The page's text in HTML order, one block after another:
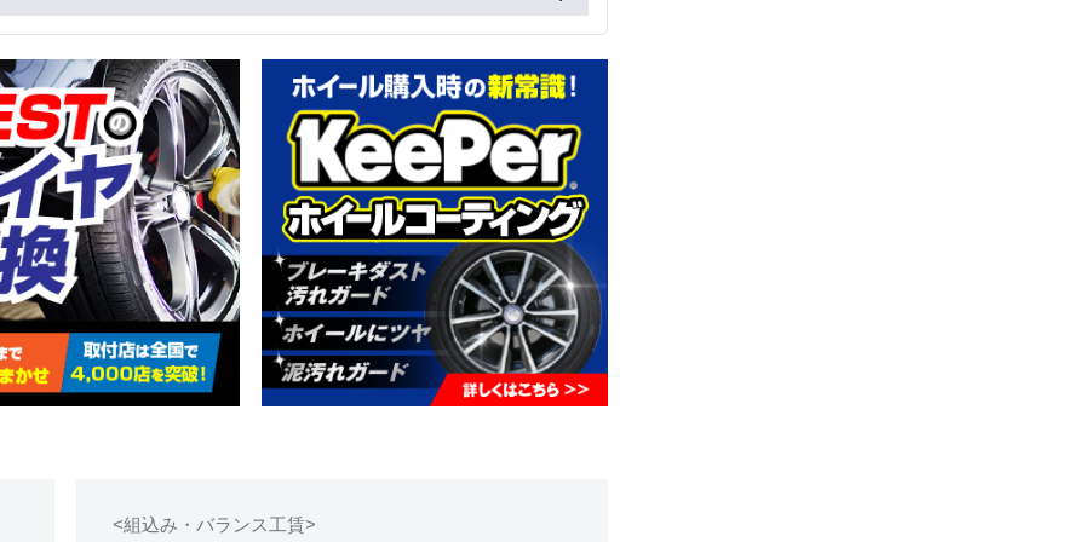
<組込み・バランス工賃>